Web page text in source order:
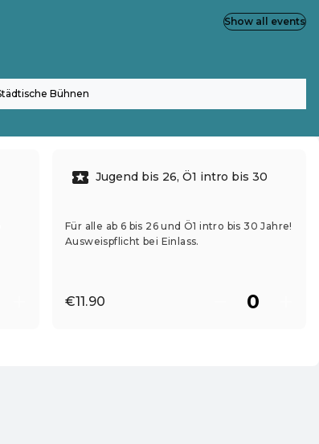
Bühnen
Show all events
Jugend bis 26, Ö1 intro bis 30
Für alle ab 6 bis 26 und Ö1 intro bis 30 Jahre!
Ausweispflicht bei Einlass.
€11.90